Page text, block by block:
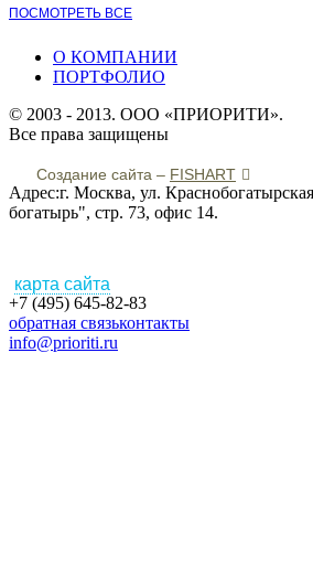
ПОСМОТРЕТЬ ВСЕ
О КОМПАНИИ
ПОРТФОЛИО
© 2003 - 2013. ООО «ПРИОРИТИ».
Все права защищены
Создание сайта – FISHART
Адрес:г. Москва, ул.
богатырь", стр. 73, офис 14.
карта сайта
+7 (495) 645-82-83
обратная связьконтакты
info@prioriti.ru